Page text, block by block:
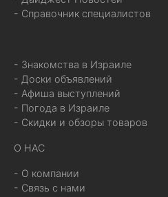
- Справочник специалистов
- Знакомства в Израиле
- Доски объявлений
- Афиша выступлений
- Погода в Израиле
- Скидки и обзоры товаров
О НАС
- О компании
- Связь с нами